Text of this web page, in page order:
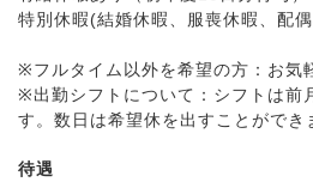
特別休暇(結婚休暇、服喪休暇、配
※フルタイム以外を希望の方：お気
※出勤シフトについて：シフトは前
す。数日は希望休を出すことができ
待遇